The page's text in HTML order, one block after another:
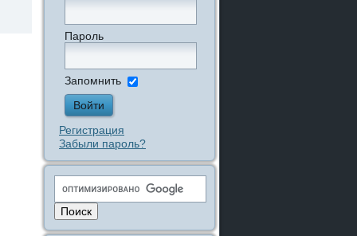
Пароль
Запомнить
Регистрация
Забыли пароль?